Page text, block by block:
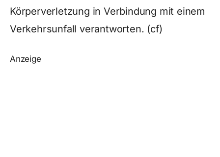
Körperverletzung in Verbindung mit einem
Verkehrsunfall verantworten. (cf)
Anzeige